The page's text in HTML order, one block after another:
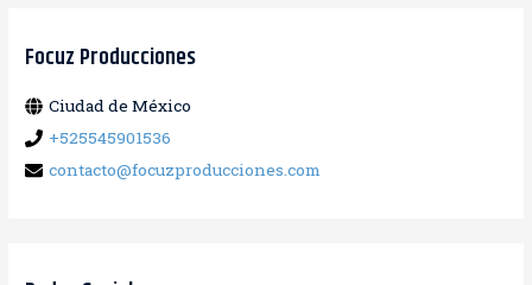
a
:
Focuz Producciones
Ciudad de México
+525545901536
contacto@focuzproducciones.com